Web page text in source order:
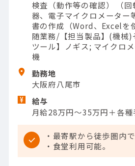
検査（動作等の確認） （回
器、電子マイクロメーター
書の作成（Word、Excelを
随業務/【担当製品】(機械)
ツール】ノギス; マイクロ
機
勤務地
大阪府八尾市
給与
月給28万円～35万円＋各
・最寄駅から徒歩圏内
・食堂利用可能。